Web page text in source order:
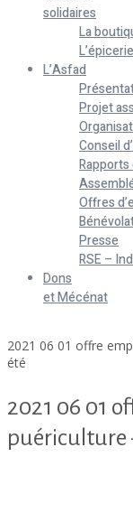
solidaires
La
L’Asfad
Projet
Conseil
Rapports
Offres
Presse
RSE –
Dons
et Mécénat
2021 06 01 offre
été
2021 06 01
puériculture